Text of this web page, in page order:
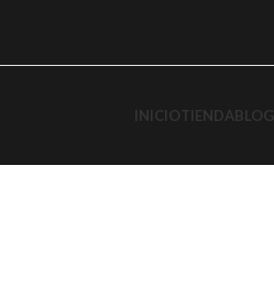
INICIOTIENDABLOG